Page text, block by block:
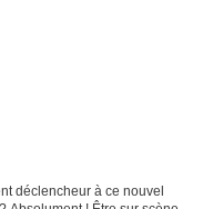
déclencheur à ce nouvel